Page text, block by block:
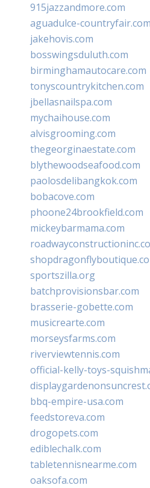
915jazzandmore.com
aguadulce-countryfair.com
jakehovis.com
bosswingsduluth.com
birminghamautocare.com
tonyscountrykitchen.com
jbellasnailspa.com
mychaihouse.com
alvisgrooming.com
thegeorginaestate.com
blythewoodseafood.com
paolosdelibangkok.com
bobacove.com
phoone24brookfield.com
mickeybarmama.com
sportszilla.org
batchprovisionsbar.com
brasserie-gobette.com
musicrearte.com
morseysfarms.com
riverviewtennis.com
official-kelly-toys-
bbq-empire-usa.com
feedstoreva.com
drogopets.com
ediblechalk.com
tabletennisnearme.com
oaksofa.com